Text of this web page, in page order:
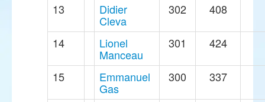
13 Didier
Cleva
302 408
14 Lionel
Manceau
301 424
15 Emmanuel
Gas
300 337